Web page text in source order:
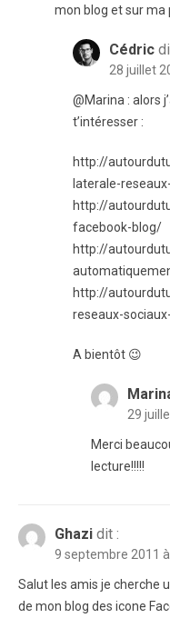
mon blog et sur ma
Cédric
28 juillet
@Marina : alors
t’intéresser :
http://
laterale-
http://
facebook-blog/
http://
http://
reseaux-
A bientôt 😉
29
Merci
lecture!!!!!
Ghazi dit :
9 septembre 2011
Salut les amis je cherche
de mon blog des icone